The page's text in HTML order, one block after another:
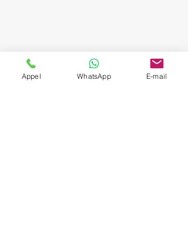
Appel WhatsApp E-mail